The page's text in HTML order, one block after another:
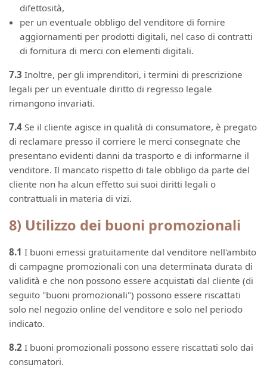
difettosità,
per un eventuale obbligo del venditore di fornire
aggiornamenti per prodotti digitali, nel caso di contratti
di fornitura di merci con elementi digitali.
7.3 Inoltre, per gli imprenditori, i termini di prescrizione
legali per un eventuale diritto di regresso legale
rimangono invariati.
7.4 Se il cliente agisce in qualità di consumatore, è pregato
di reclamare presso il corriere le merci consegnate che
presentano evidenti danni da trasporto e di informarne il
venditore. Il mancato rispetto di tale obbligo da parte del
cliente non ha alcun effetto sui suoi diritti legali o
contrattuali in materia di vizi.
8) Utilizzo dei buoni promozionali
8.1 I buoni emessi gratuitamente dal venditore nell'ambito
di campagne promozionali con una determinata durata di
validità e che non possono essere acquistati dal cliente (di
seguito "buoni promozionali") possono essere riscattati
solo nel negozio online del venditore e solo nel periodo
indicato.
8.2 I buoni promozionali possono essere riscattati solo dai
consumatori.